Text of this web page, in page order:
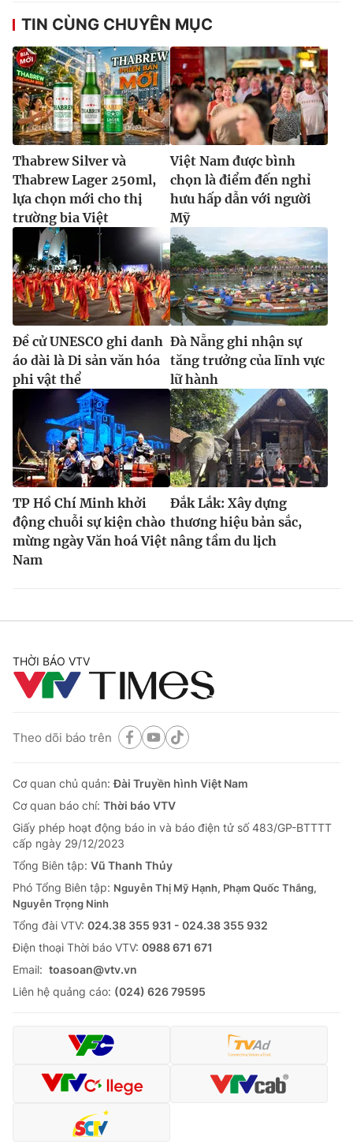
TIN CÙNG CHUYÊN MỤC
Thabrew Silver và
Thabrew Lager 250ml,
lựa chọn mới cho thị
trường bia Việt
Việt Nam được bình
chọn là điểm đến nghỉ
hưu hấp dẫn với người
Mỹ
Đề cử UNESCO ghi danh
áo dài là Di sản văn hóa
phi vật thể
Đà Nẵng ghi nhận sự
tăng trưởng của lĩnh vực
lữ hành
TP Hồ Chí Minh khởi
động chuỗi sự kiện chào
mừng ngày Văn hoá Việt
Nam
Đắk Lắk: Xây dựng
thương hiệu bản sắc,
nâng tầm du lịch
THỜI BÁO VTV
Theo dõi báo trên
Cơ quan chủ quản:Đài Truyền hình Việt Nam
Cơ quan báo chí: Thời báo VTV
Giấy phép hoạt động báo in và báo điện tử số 483/GP-BTTTT
cấp ngày 29/12/2023
Tổng Biên tập: Vũ Thanh Thủy
Phó Tổng Biên tập: Nguyễn Thị Mỹ Hạnh, Phạm Quốc Thắng,
Nguyễn Trọng Ninh
Tổng đài VTV: 024.38 355 931 - 024.38 355 932
Ðiện thoại Thời báo VTV: 0988 671 671
Email: toasoan@vtv.vn
Liên hệ quảng cáo: (024) 626 79595